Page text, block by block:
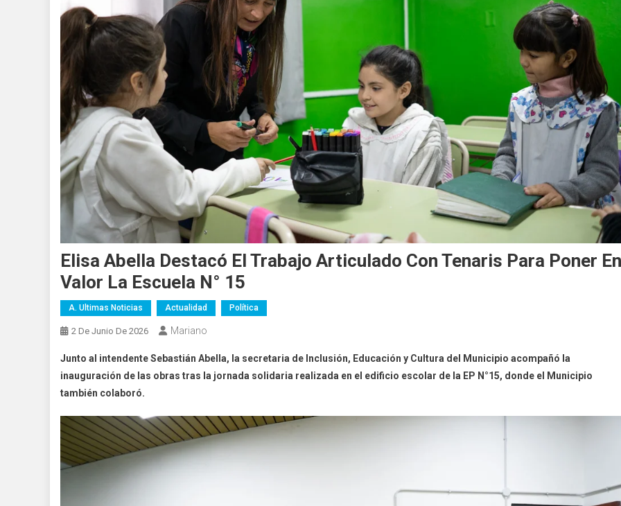
Elisa Abella Destacó El Trabajo Articulado Con Tenaris Para Poner En
Valor La Escuela N° 15
A. Ultimas Noticias Actualidad Política
2 De Junio De 2026 Mariano
Junto al intendente Sebastián Abella, la secretaria de Inclusión, Educación y Cultura del Municipio acompañó la
inauguración de las obras tras la jornada solidaria realizada en el edificio escolar de la EP N°15, donde el Municipio
también colaboró.